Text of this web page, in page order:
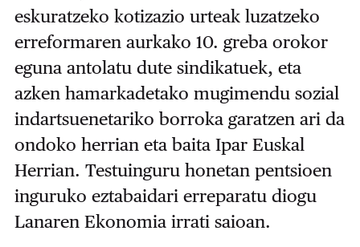
eskuratzeko kotizazio urteak luzatzeko
erreformaren aurkako 10. greba orokor
eguna antolatu dute sindikatuek, eta
azken hamarkadetako mugimendu sozial
indartsuenetariko borroka garatzen ari da
ondoko herrian eta baita Ipar Euskal
Herrian. Testuinguru honetan pentsioen
inguruko eztabaidari erreparatu diogu
Lanaren Ekonomia irrati saioan.